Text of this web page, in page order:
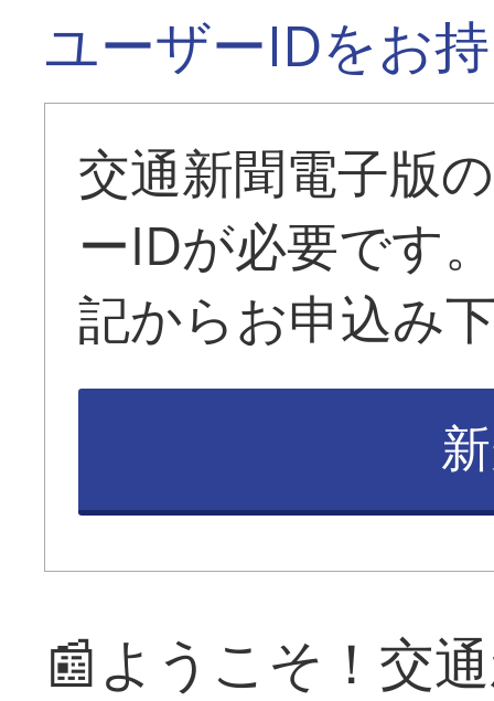
ユーザーIDをお
交通新聞電子版
ーIDが必要です
記からお申込み
📰ようこそ！交